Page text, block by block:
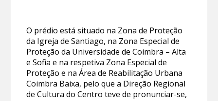
O prédio está situado na Zona de Proteção
da Igreja de Santiago, na Zona Especial de
Proteção da Universidade de Coimbra – Alta
e Sofia e na respetiva Zona Especial de
Proteção e na Área de Reabilitação Urbana
Coimbra Baixa, pelo que a Direção Regional
de Cultura do Centro teve de pronunciar-se,